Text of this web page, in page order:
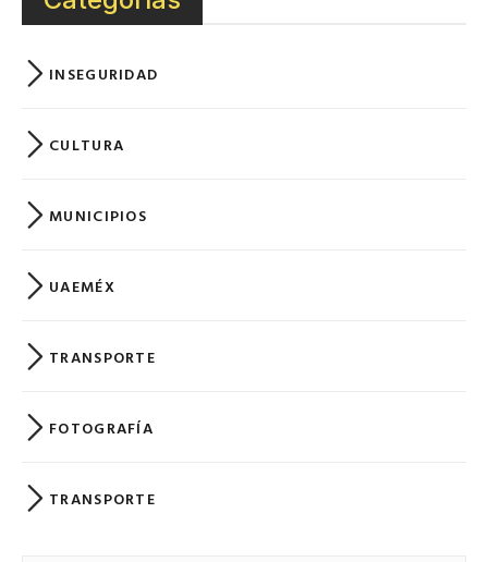
INSEGURIDAD
CULTURA
MUNICIPIOS
UAEMÉX
TRANSPORTE
FOTOGRAFÍA
TRANSPORTE